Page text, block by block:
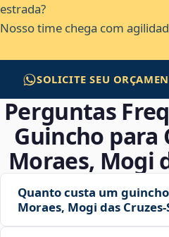
estrada?
Nosso time chega com
SOLICITE SEU
Perguntas
Guincho para
Moraes, Mogi
Quanto custa um
Moraes, Mogi das